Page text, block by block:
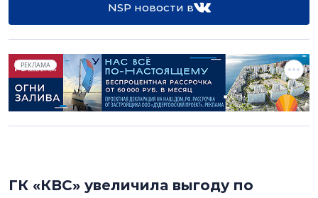
NSP новости в
РЕКЛАМА
ГК «КВС» увеличила выгоду по